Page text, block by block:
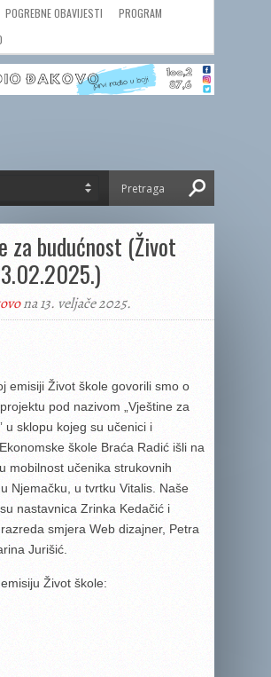
POGREBNE OBAVIJESTI
PROGRAM
za budućnost (Život
na 13. veljače 2025.
emisiji Život škole govorili smo o
pod nazivom „Vještine za
u sklopu kojeg su učenici i
škole Braća Radić išli na
mobilnost učenika strukovnih
Njemačku, u tvrtku Vitalis. Naše
nastavnica Zrinka Kedačić i
smjera Web dizajner, Petra
Jurišić.
Život škole: